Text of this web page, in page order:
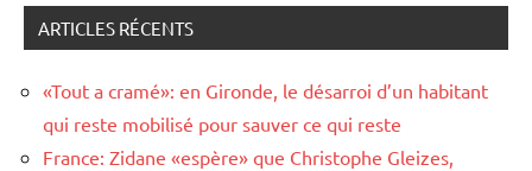
ARTICLES RÉCENTS
«Tout a cramé»: en Gironde, le désarroi d’un habitant
qui reste mobilisé pour sauver ce qui reste
France: Zidane «espère» que Christophe Gleizes,